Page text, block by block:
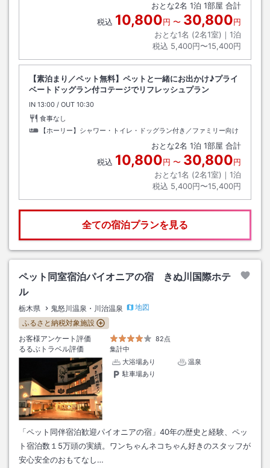
おとな2名 1泊 1部屋 合計
税込 10,800円 〜 30,800円
おとな1名 (2名1室)｜ 1泊
税込 5,400円〜15,400円
【素泊まり／ペット無料】ペットと一緒にお出かけ♪プライ
ベートドッグラン付コテージでリフレッシュプラン
IN チェックイン
13:00 / OUT チェックアウト
10:30
食事なし
【ホーリー】シャワー・トイレ・ドッグラン付き／ファミリー向け
おとな2名 1泊 1部屋 合計
税込 10,800円 〜 30,800円
おとな1名 (2名1室)｜ 1泊
税込 5,400円〜15,400円
全ての宿泊プランを見る
ペット同室宿泊パイオニアの宿 きぬ川国際ホテ
ル
栃木県 鬼怒川温泉・川治温泉
地図
ふるさと納税対象施設
お客様アンケート評価
82点
るるぶトラベル評価
集計中
大浴場あり
温泉
駐車場あり
「ペット同伴宿泊歓迎パイオニアの宿」40年の歴史と経験、ペッ
ト宿泊数１5万頭の実績。ワンちゃんネコちゃん好きのスタッフが
安心安全のおもてなし…